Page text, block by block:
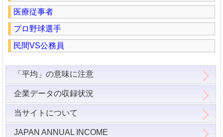
医療従事者
プロ野球選手
民間VS公務員
「平均」の意味に注意
企業データの収録状況
当サイトについて
JAPAN ANNUAL INCOME